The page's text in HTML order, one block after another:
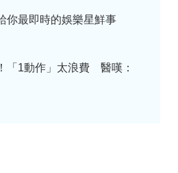
最即時的娛樂星鮮事
「1動作」太浪費 醫嘆：